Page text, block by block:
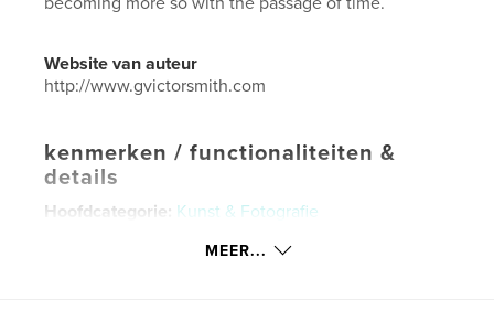
Website van auteur
http://www.gvictorsmith.com
kenmerken / functionaliteiten &
details
Hoofdcategorie: Kunst & Fotografie
Aanvullende categorieën Reizen
MEER...